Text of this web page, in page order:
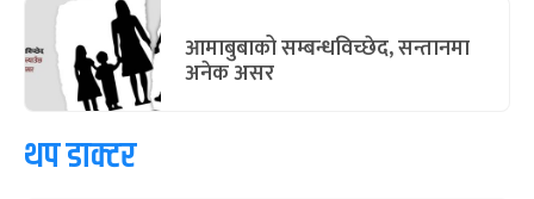
आमाबुबाको सम्बन्धविच्छेद, सन्तानमा
अनेक असर
थप डाक्टर